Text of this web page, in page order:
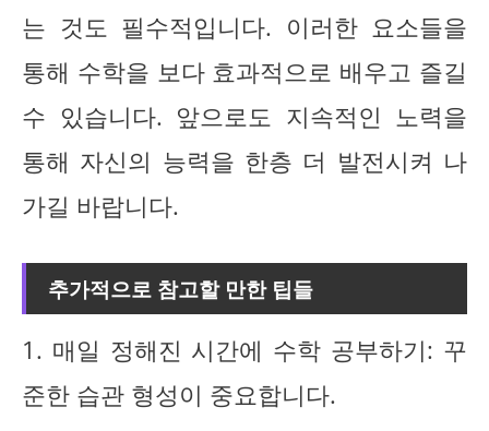
는 것도 필수적입니다. 이러한 요소들을
통해 수학을 보다 효과적으로 배우고 즐길
수 있습니다. 앞으로도 지속적인 노력을
통해 자신의 능력을 한층 더 발전시켜 나
가길 바랍니다.
추가적으로 참고할 만한 팁들
1. 매일 정해진 시간에 수학 공부하기: 꾸
준한 습관 형성이 중요합니다.